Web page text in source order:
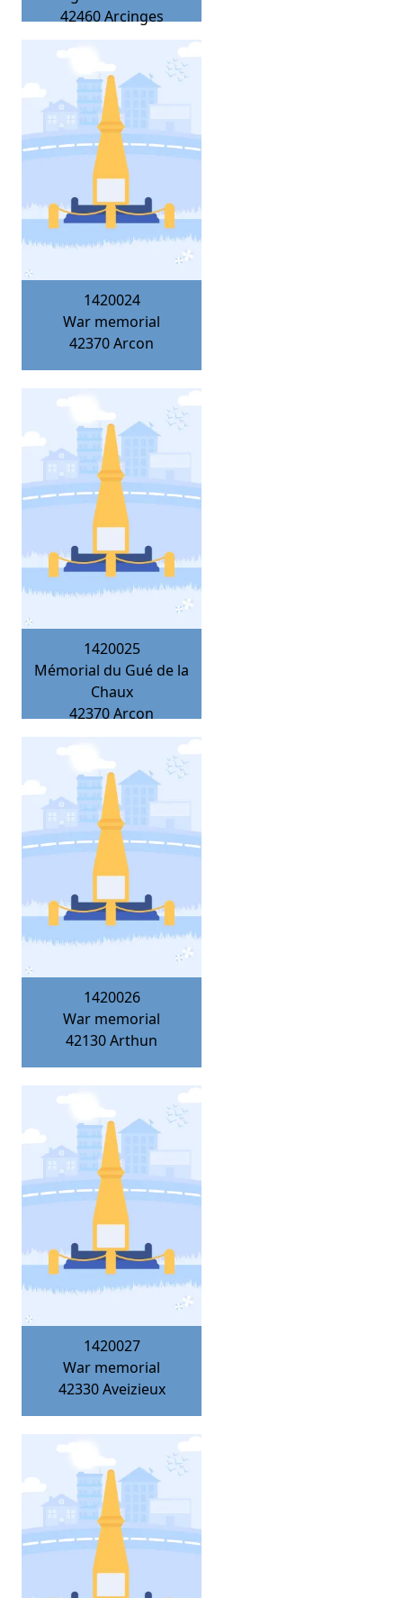
42460 Arcinges
1420024
War memorial
42370Arcon
1420025
Mémorial du Gué de la
Chaux
42370Arcon
1420026
War memorial
42130Arthun
1420027
War memorial
42330 Aveizieux